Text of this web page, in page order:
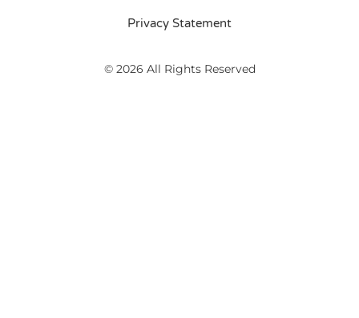
Privacy Statement
© 2026 All Rights Reserved